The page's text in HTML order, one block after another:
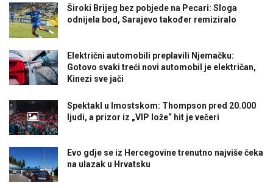
Široki Brijeg bez pobjede na Pecari: Sloga
odnijela bod, Sarajevo također remiziralo
Električni automobili preplavili Njemačku:
Gotovo svaki treći novi automobil je električan,
Kinezi sve jači
Spektakl u Imostskom: Thompson pred 20.000
ljudi, a prizor iz „VIP lože“ hit je večeri
Evo gdje se iz Hercegovine trenutno najviše čeka
na ulazak u Hrvatsku